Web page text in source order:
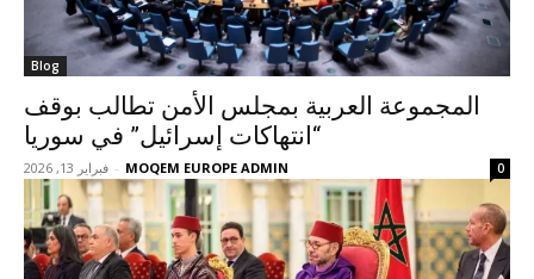
Blog
المجموعة العربية بمجلس الأمن تطالب بوقف
“انتهاكات إسرائيل” في سوريا
MOQEM EUROPE ADMIN
- فبراير 13, 2026 0